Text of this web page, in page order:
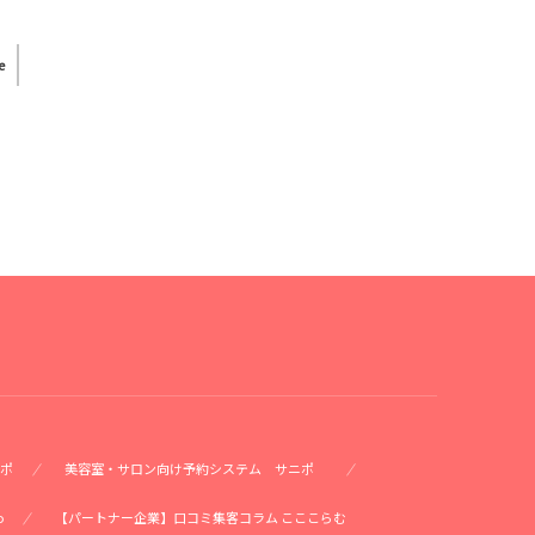
美容室・サロン向け予約システム サニポ
【パートナー企業】口コミ集客コラム こここらむ